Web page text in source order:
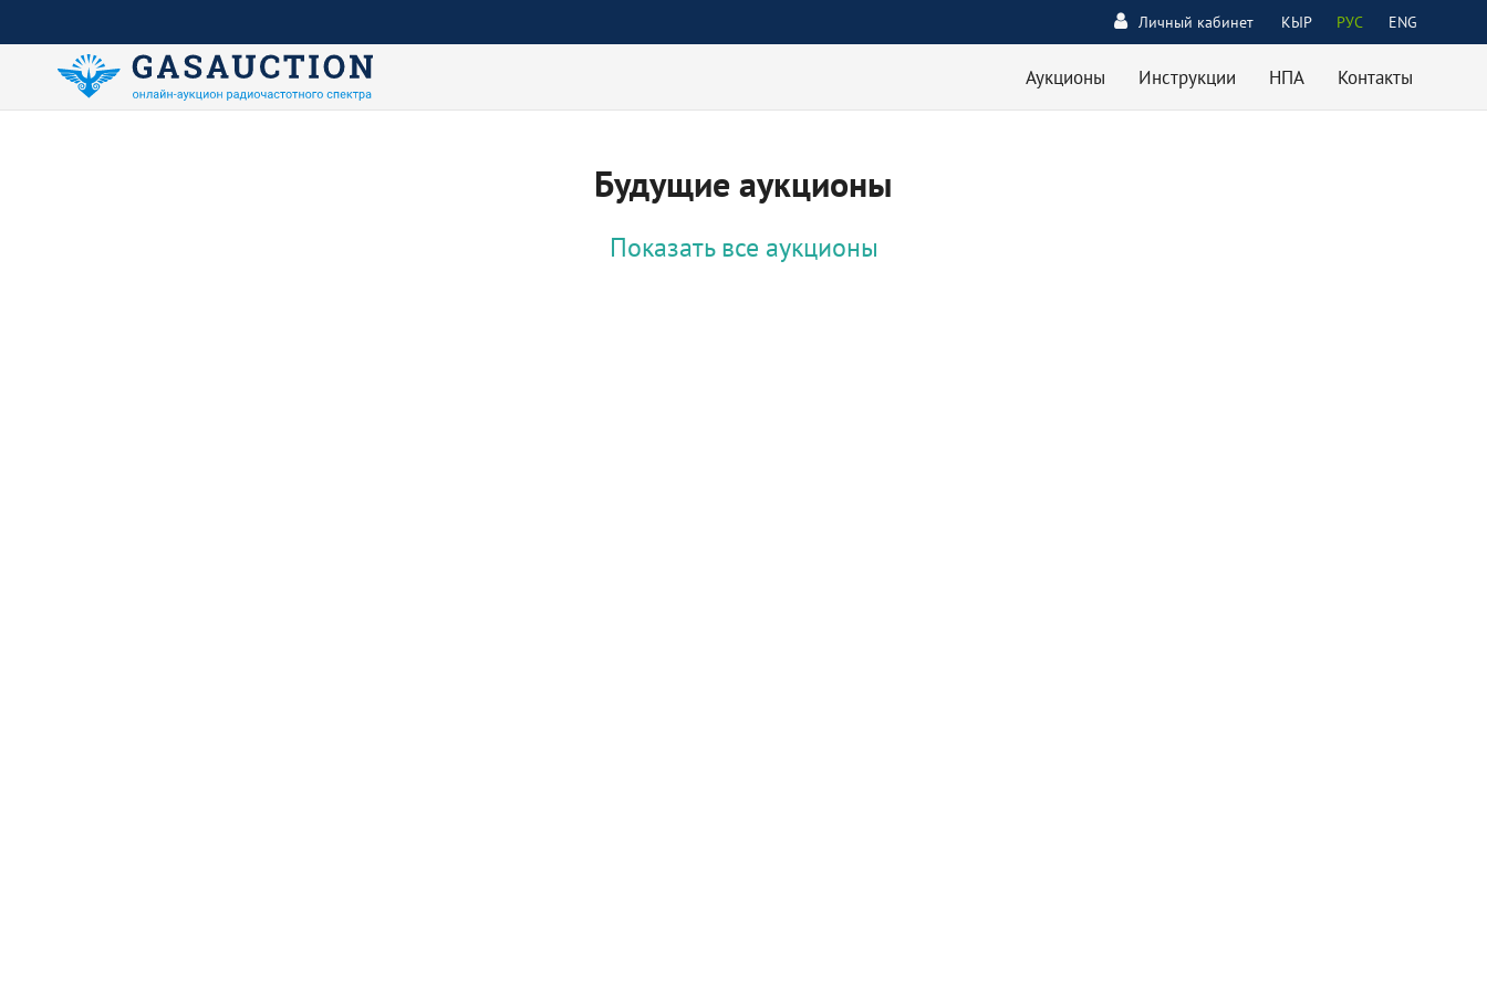
КЫР РУС ENG
Личный кабинет
Аукционы Инструкции НПА Контакты
Будущие аукционы
Показать все аукционы